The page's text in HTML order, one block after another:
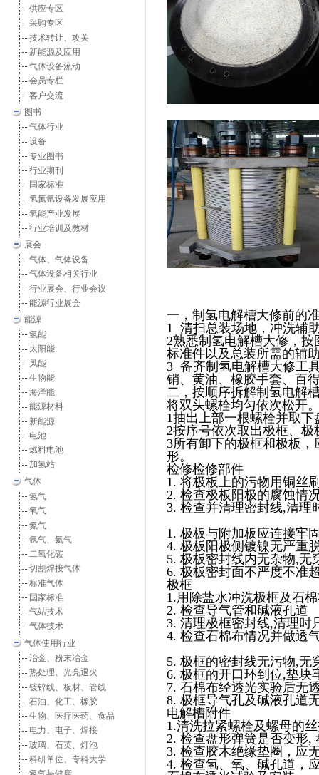
供应专区
采购专区
技术转让、攻关
新能源及应用
气体设备流动
会员专栏
客户交流
图书
气体行业
设备
专业图书
行业期刊
国家标准
氢氮氩设备发展应用
氢能产业发展
行业培训及教材
展会
气体、气体设备
气体设备相关行业
行业展会、行业会议
能源行业展会
能源
氢能
太阳能
风能
生物能
海洋能
能源材料
新能源
电池
燃料电池
加氢站
气体
氢气
氧气
氮气
氩气、氦气
二氧化碳
切割焊接气体
标准气体
国家标准
气站技术
气体技术
气体使用行业
冶金、粉末冶金
热处理、光亮退火
镀锌线、板材、管线
石油、化工、橡胶
生物、医疗医药、食品
电力、电子、焊接
玻璃、石英、灯泡
科研单位、专科大学
一， 制氢电解槽大修前的
1 清扫总装场地，冲洗辅
2熟悉制氢电解槽大修，
标准件以及总装所需的辅
3 备齐制氢电解槽大修工
销、黄油、橡胶手套、百
二，按顺序拆解制氢电解
将双头螺栓均匀依次松开
1抽出上部一根螺栓并取下
2按序号依次取出极框、极
3所有卸下的极框和极板
形。
检修检修部件
1. 将极板上的污物用铜丝
2. 检查极板阳极的腐蚀情
3. 检查并清理密封线,清
1. 极板与附加板应连接牢
4. 极板阳极侧镀镍无严重
5. 极板密封线内无杂物,无
6. 极板密封面不严度不准
极框
1.用除盐水冲洗极框及石
2. 检查导气管和碱液孔道
3. 清理极框密封线,清理时
4. 检查石棉布情况并做透
5. 极框的密封线无污物,无
6. 极框的开口环到位,垫块
7. 石棉布经透光实验后无
8. 极框导气孔及碱液孔道
电解槽附件
1.清洗拉紧螺栓及螺母的
2. 检查盘形弹簧是否变形,
3. 检查胶木绝缘垫圈，应
4. 检查氢、氧、碱孔道，